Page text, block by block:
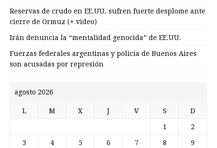
Reservas de crudo en EE.UU. sufren fuerte desplome ante
cierre de Ormuz (+ video)
Irán denuncia la “mentalidad genocida” de EE.UU.
Fuerzas federales argentinas y policía de Buenos Aires
son acusadas por represión
agosto 2026
L M X J V S D
1 2
3 4 5 6 7 8 9